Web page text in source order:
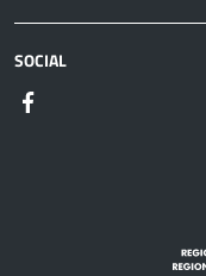
SOCIAL